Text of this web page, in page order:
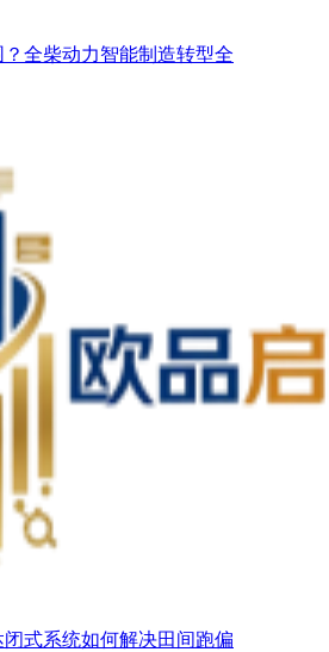
全柴动力智能制造转型全
式系统如何解决田间跑偏